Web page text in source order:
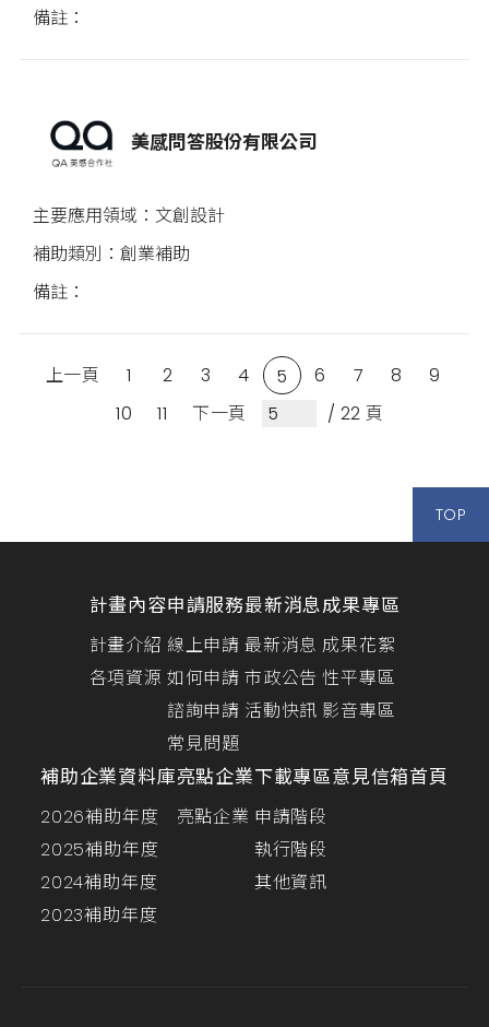
美感問答股份有限公司
文創設計
創業補助
上一頁 1 2 3 4 5 6 7 8
9
10
11 下一頁 / 22 頁
TOP
計畫內容
計畫介紹
各項資源
申請服務
線上申請
如何申請
諮詢申請
常見問題
最新消息
最新消息
市政公告
活動快訊
成果專區
成果花絮
性平專區
影音專區
補助企業資料庫
2026補助年度
2025補助年度
2024補助年度
2023補助年度
亮點企業
亮點企業
下載專區
申請階段
執行階段
其他資訊
意見信箱首頁